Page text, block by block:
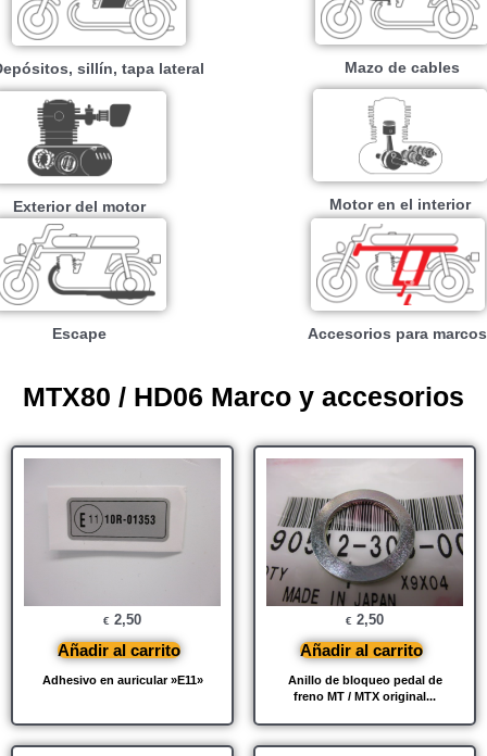
sillín, tapa lateral Mazo de cables
Exterior del motor Motor en el interior
Escape Accesorios para marcos
MTX80 / HD06 Marco y accesorios
Adhesivo en auricular »E11»
€ 2,50
Añadir al carrito
Anillo de bloqueo pedal de
freno MT / MTX original...
€ 2,50
Añadir al carrito